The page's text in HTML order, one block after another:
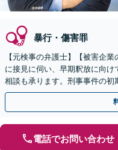
暴行・傷害罪
【元検事の弁護士】【被害企
に接見に伺い、早期釈放に向
相談も承ります。刑事事件の
休日対応】【完全個室】【天神
電話でお問い合わせ